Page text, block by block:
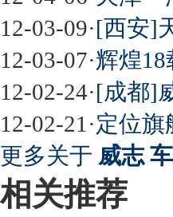
12-03-09·[西安]
12-03-07·辉煌
12-02-24·[成都]
12-02-21 ·定位旗
更多关于 威志
相关推荐